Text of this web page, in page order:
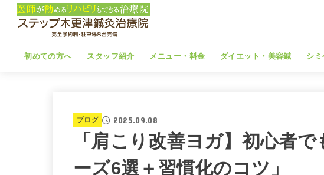
初めての方へ スタッフ紹介 メニュー・料金 ダイエット・美容鍼 シ
ブログ 2025.09.08
「肩こり改善ヨガ】初心者
ーズ6選＋習慣化のコツ」